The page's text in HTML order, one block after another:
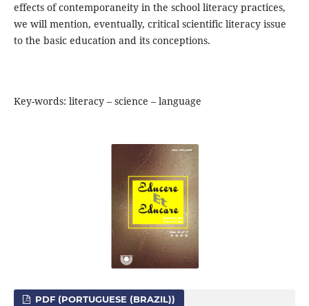
effects of contemporaneity in the school literacy practices,
we will mention, eventually, critical scientific literacy issue
to the basic education and its conceptions.
Key-words: literacy – science – language
PDF (PORTUGUESE (BRAZIL))